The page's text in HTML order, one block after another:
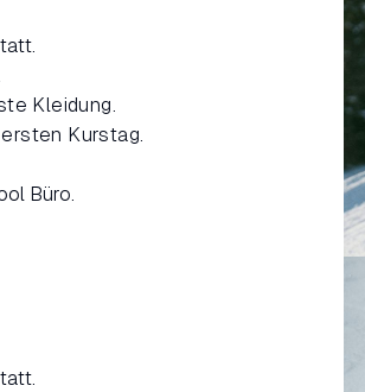
Kleidung.
Kurstag.
Büro.